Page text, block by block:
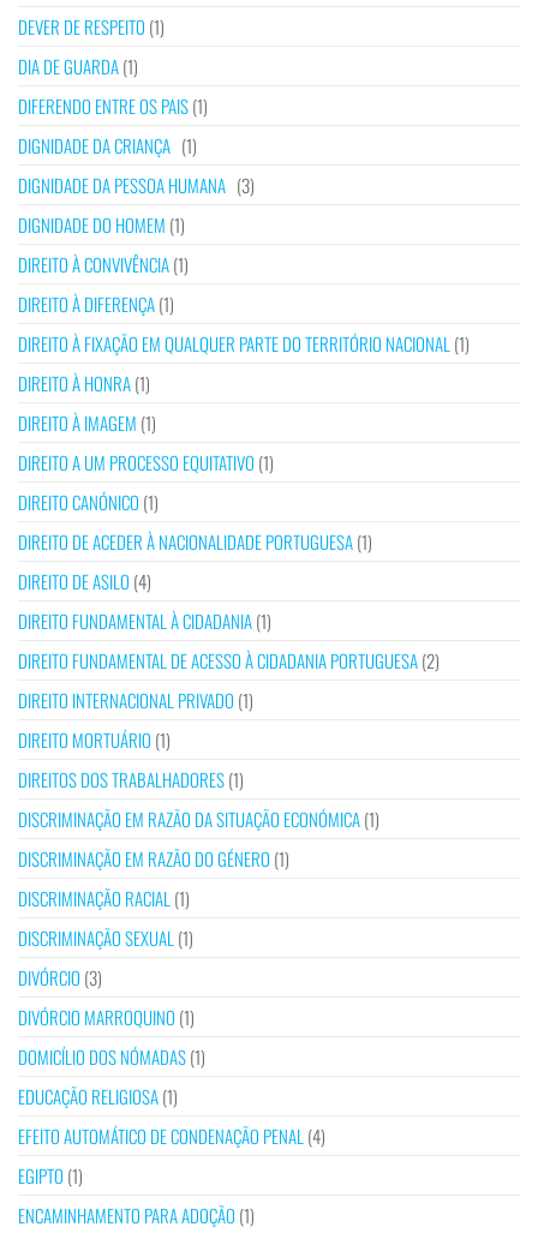
DEVER DE RESPEITO (1)
DIA DE GUARDA(1)
DIFERENDO ENTRE OS PAIS(1)
DIGNIDADE DA CRIANÇA (1)
DIGNIDADE DA PESSOA HUMANA (3)
DIGNIDADE DO HOMEM (1)
DIREITO À CONVIVÊNCIA(1)
DIREITO À DIFERENÇA(1)
DIREITO À FIXAÇÃO EM QUALQUER PARTE DO TERRITÓRIO NACIONAL (1)
DIREITO À HONRA(1)
DIREITO À IMAGEM (1)
DIREITO A UM PROCESSO EQUITATIVO (1)
DIREITO CANÓNICO (1)
DIREITO DE ACEDER À NACIONALIDADE PORTUGUESA(1)
DIREITO DE ASILO (4)
DIREITO FUNDAMENTAL À CIDADANIA(1)
DIREITO FUNDAMENTAL DE ACESSO À CIDADANIA PORTUGUESA(2)
DIREITO INTERNACIONAL PRIVADO (1)
DIREITO MORTUÁRIO (1)
DIREITOS DOS TRABALHADORES(1)
DISCRIMINAÇÃO EM RAZÃO DA SITUAÇÃO ECONÓMICA(1)
DISCRIMINAÇÃO EM RAZÃO DO GÉNERO (1)
DISCRIMINAÇÃO RACIAL (1)
DISCRIMINAÇÃO SEXUAL (1)
DIVÓRCIO (3)
DIVÓRCIO MARROQUINO (1)
DOMICÍLIO DOS NÓMADAS(1)
EDUCAÇÃO RELIGIOSA(1)
EFEITO AUTOMÁTICO DE CONDENAÇÃO PENAL (4)
EGIPTO (1)
ENCAMINHAMENTO PARA ADOÇÃO (1)